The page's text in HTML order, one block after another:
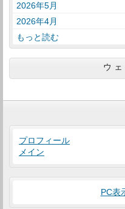
2026年5月
2026年4月
もっと読む
ウ
プロフィール
メイン
PC表